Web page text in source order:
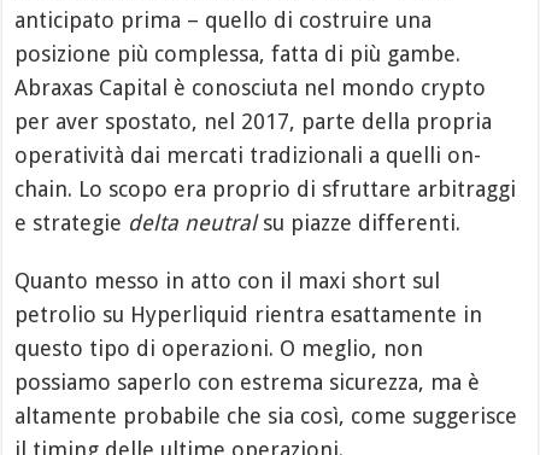
anticipato prima – quello di costruire una
posizione più complessa, fatta di più gambe.
Abraxas Capital è conosciuta nel mondo crypto
per aver spostato, nel 2017, parte della propria
operatività dai mercati tradizionali a quelli on-
chain. Lo scopo era proprio di sfruttare arbitraggi
e strategie delta neutralsu piazze differenti.
Quanto messo in atto con il maxi short sul
petrolio su Hyperliquid rientra esattamente in
questo tipo di operazioni. O meglio, non
possiamo saperlo con estrema sicurezza, ma è
altamente probabile che sia così, come suggerisce
il timing delle ultime operazioni.